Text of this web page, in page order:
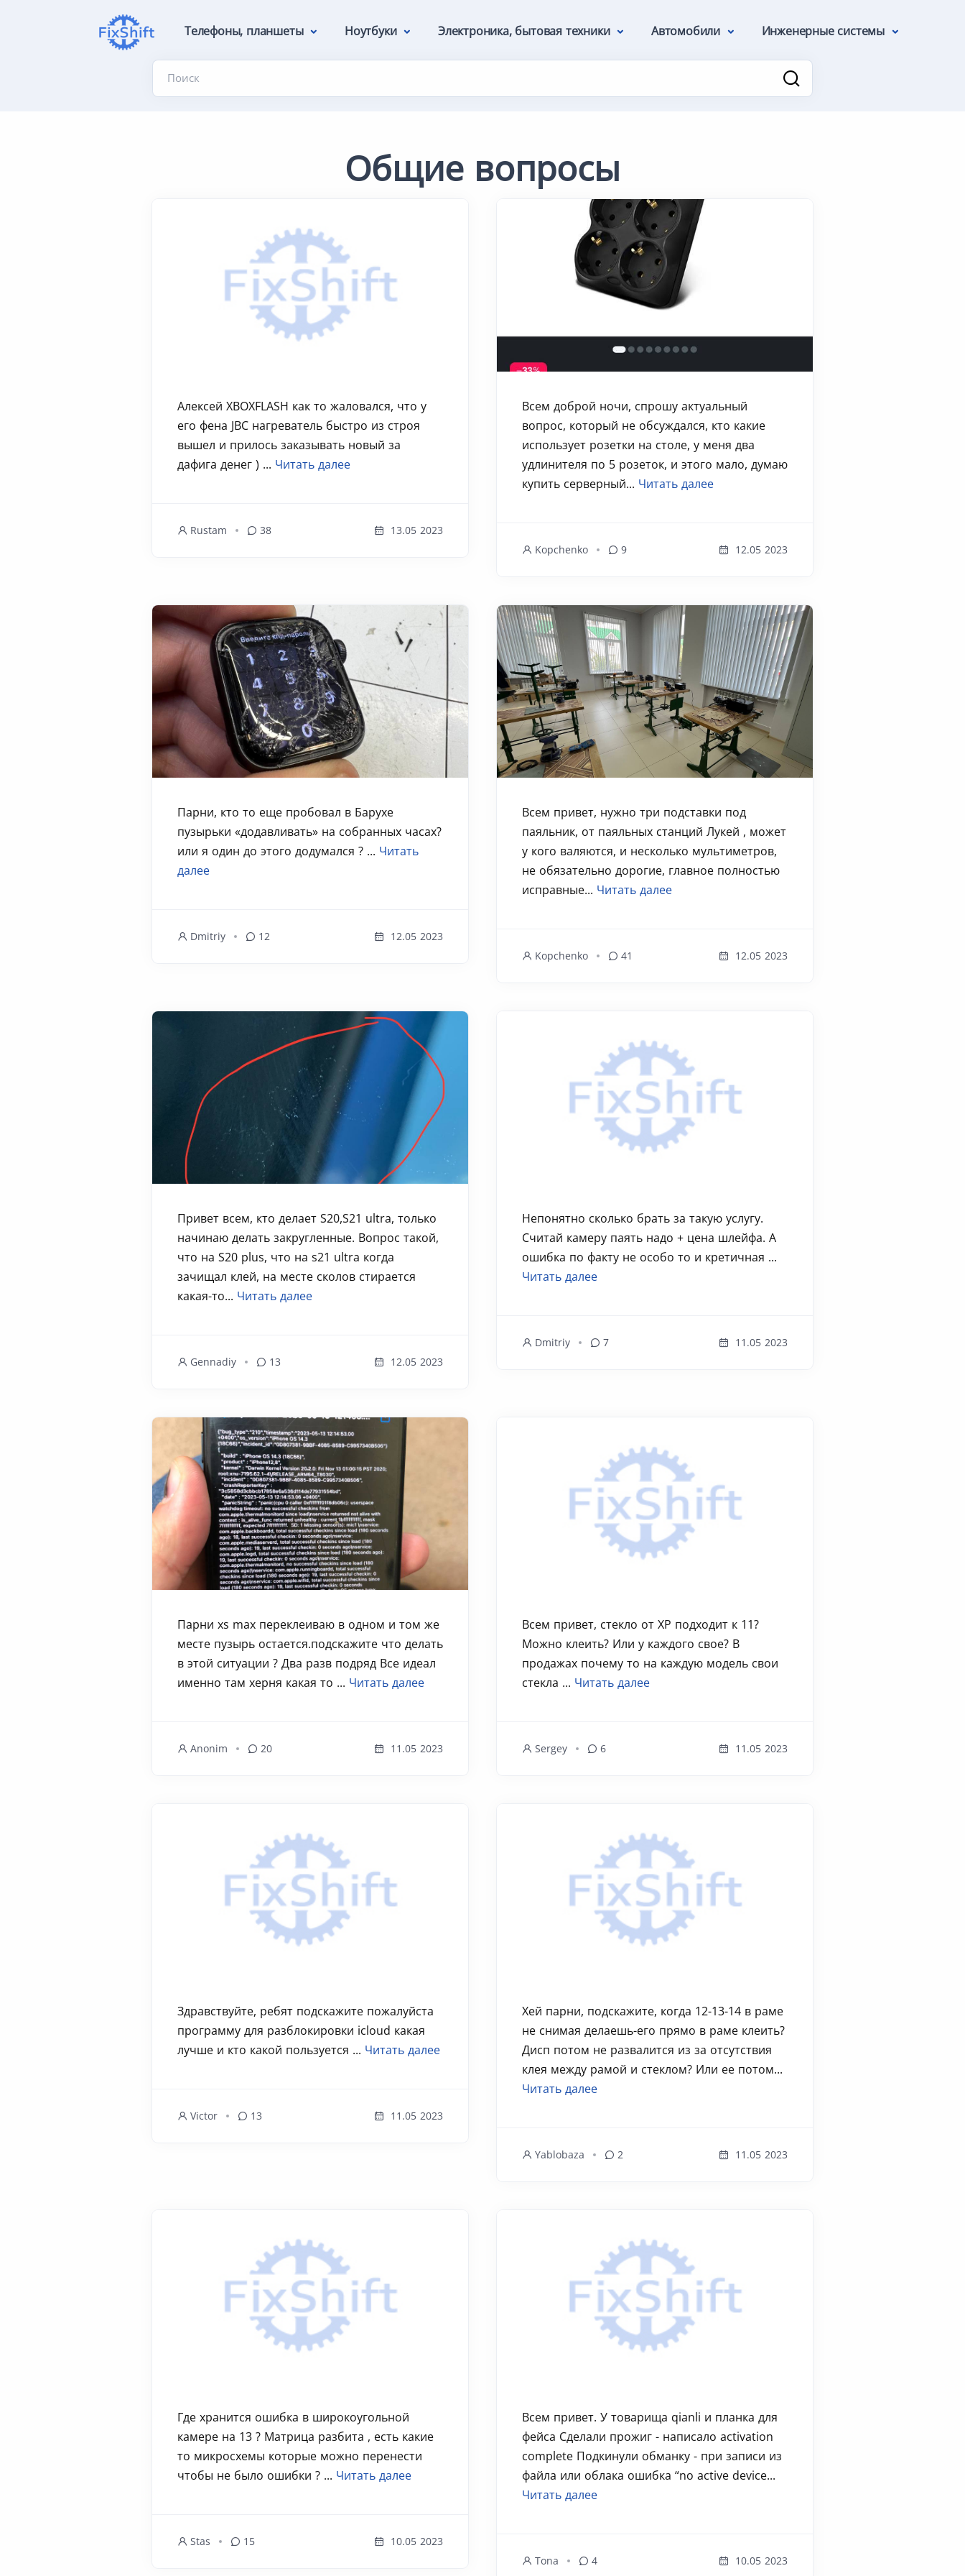
Телефоны, планшеты Ноутбуки Электроника, бытовая техники Автомобили Инженерные системы
Поиск
Общие вопросы
Алексей XBOXFLASH как то жаловался, что у
его фена JBC нагреватель быстро из строя
вышел и прилось заказывать новый за
дафига денег ) ... Читать далее
Rustam 38 13.05 2023
Всем доброй ночи, спрошу актуальный
вопрос, который не обсуждался, кто какие
использует розетки на столе, у меня два
удлинителя по 5 розеток, и этого мало, думаю
купить серверный... Читать далее
Kopchenko 9 12.05 2023
Парни, кто то еще пробовал в Барухе
пузырьки «додавливать» на собранных часах?
или я один до этого додумался ? ... Читать
далее
Dmitriy 12 12.05 2023
Всем привет, нужно три подставки под
паяльник, от паяльных станций Лукей , может
у кого валяются, и несколько мультиметров,
не обязательно дорогие, главное полностью
исправные... Читать далее
Kopchenko 41 12.05 2023
Привет всем, кто делает S20,S21 ultra, только
начинаю делать закругленные. Вопрос такой,
что на S20 plus, что на s21 ultra когда
зачищал клей, на месте сколов стирается
какая-то... Читать далее
Gennadiy 13 12.05 2023
Непонятно сколько брать за такую услугу.
Считай камеру паять надо + цена шлейфа. А
ошибка по факту не особо то и кретичная ...
Читать далее
Dmitriy 7 11.05 2023
Парни xs max переклеиваю в одном и том же
месте пузырь остается.подскажите что делать
в этой ситуации ? Два разв подряд Все идеал
именно там херня какая то ... Читать далее
Anonim 20 11.05 2023
Всем привет, стекло от ХР подходит к 11?
Можно клеить? Или у каждого свое? В
продажах почему то на каждую модель свои
стекла ... Читать далее
Sergey 6 11.05 2023
Здравствуйте, ребят подскажите пожалуйста
программу для разблокировки icloud какая
лучше и кто какой пользуется ... Читать далее
Victor 13 11.05 2023
Хей парни, подскажите, когда 12-13-14 в раме
не снимая делаешь-его прямо в раме клеить?
Дисп потом не развалится из за отсутствия
клея между рамой и стеклом? Или ее потом...
Читать далее
Yablobaza 2 11.05 2023
Где хранится ошибка в широкоугольной
камере на 13 ? Матрица разбита , есть какие
то микросхемы которые можно перенести
чтобы не было ошибки ? ... Читать далее
Stas 15 10.05 2023
Всем привет. У товарища qianli и планка для
фейса Сделали прожиг - написало activation
complete Подкинули обманку - при записи из
файла или облака ошибка “no active device...
Читать далее
Tona 4 10.05 2023